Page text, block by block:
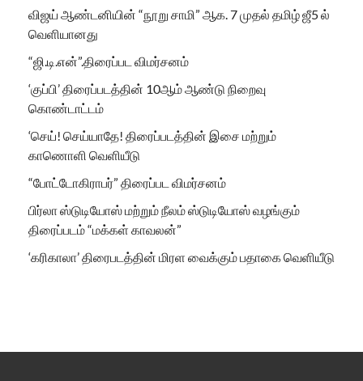
விஜய் ஆண்டனியின் “நூறு சாமி” ஆக. 7 முதல் தமிழ் ஜீ5 ல்
வெளியானது
“ஜி.டி.என்”.திரைப்பட விமர்சனம்
‘குப்பி’ திரைப்படத்தின் 10ஆம் ஆண்டு நிறைவு
கொண்டாட்டம்
‘செய்! செய்யாதே! திரைப்படத்தின் இசை மற்றும்
காணொளி வெளியீடு
“போட்டோகிராபர்” திரைப்பட விமர்சனம்
பிர்லா ஸ்டுடியோஸ் மற்றும் நீலம் ஸ்டுடியோஸ் வழங்கும்
திரைப்படம் “மக்கள் காவலன்”
‘கரிகாலா’ திரைபடத்தின் மிரள வைக்கும் பதாகை வெளியீடு